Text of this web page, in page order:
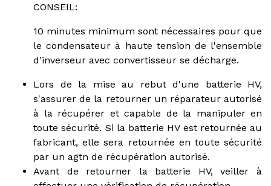
CONSEIL:
10 minutes minimum sont nécessaires pour que
le condensateur à haute tension de l'ensemble
d'inverseur avec convertisseur se décharge.
Lors de la mise au rebut d'une batterie HV,
s'assurer de la retourner un réparateur autorisé
à la récupérer et capable de la manipuler en
toute sécurité. Si la batterie HV est retournée au
fabricant, elle sera retournée en toute sécurité
par un agtn de récupération autorisé.
Avant de retourner la batterie HV, veiller à